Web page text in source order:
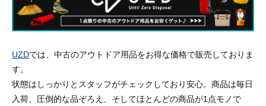
UZDでは、中古のアウトドア用品をお得な価格で販売しておりま
す。
状態はしっかりとスタッフがチェックしており安心。商品は毎日
入荷、圧倒的な品ぞろえ、そしてほとんどの商品が1点モノで